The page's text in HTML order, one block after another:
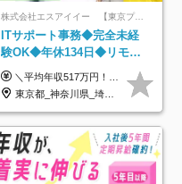
株式会社エスアイイー 【東京プロマーケット上場】
ITサポート事務◆完全未経
験OK◆年休134日◆リモー
トOK◆残業月7h以下◆賞与
年3回◆5年目まで必ず昇給
＼平均年収517万円！入社5年目まで毎年必ず昇給／ ■賞与年3回 ■年収800万円以上も可 ■入社3年以上の平均年収469.2万円 月給23万2000円以上＋賞与年3回＋各種手当 ☆入社5年目まで最大1万5000円の定期昇給を確約 ┃各種手当充実 ・規定の資格を取得すれば、2000円～5万円を毎月支給（2万4000円～60万円／年） ・研修中に取得した取得率95％の資格でも研修後の給料UP ※月給は年齢・経験・能力を考慮して、優遇いたします ※上記月給金額は固定残業代（20時間/3万1300円円以上）を含み、超過分は別途支給いたします ※試用期間（6ヶ月）は月給に変動はありますが、その他待遇に差異はありません ├入社後1ヶ月～3ヶ月間は、月給20万1900円となります └上記金額は固定残業代（10時間／1万6000円）を含み、超過分は別途支給いたします
東京都_神奈川県_埼玉県_千葉県_大阪府_愛知県_北海道_青森県_岩手県_宮城県_秋田県_山形県_福島県_茨城県_栃木県_群馬県_新潟県_山梨県_長野県_富山県_石川県_福井県_静岡県_岐阜県_三重県_兵庫県_京都府_滋賀県_奈良県_和歌山県_広島県_岡山県_鳥取県_島根県_山口県_徳島県_香川県_愛媛県_高知県_福岡県_熊本県_佐賀県_長崎県_大分県_宮崎県_鹿児島県_沖縄県